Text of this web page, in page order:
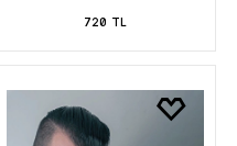
720 TL